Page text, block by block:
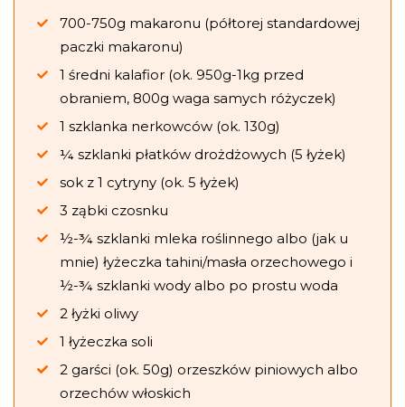
700-750g makaronu (półtorej standardowej
paczki makaronu)
1 średni kalafior (ok. 950g-1kg przed
obraniem, 800g waga samych różyczek)
1 szklanka nerkowców (ok. 130g)
¼ szklanki płatków drożdżowych (5 łyżek)
sok z 1 cytryny (ok. 5 łyżek)
3 ząbki czosnku
½-¾ szklanki mleka roślinnego albo (jak u
mnie) łyżeczka tahini/masła orzechowego i
½-¾ szklanki wody albo po prostu woda
2 łyżki oliwy
1 łyżeczka soli
2 garści (ok. 50g) orzeszków piniowych albo
orzechów włoskich